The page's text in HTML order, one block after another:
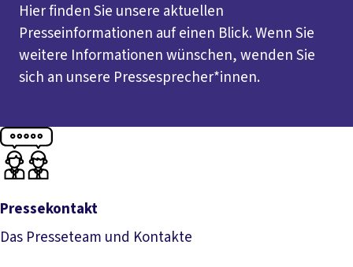
Hier finden Sie unsere aktuellen
Presseinformationen auf einen Blick. Wenn Sie
weitere Informationen wünschen, wenden Sie
sich an unsere Pressesprecher*innen.
Pressekontakt
Das Presseteam und Kontakte